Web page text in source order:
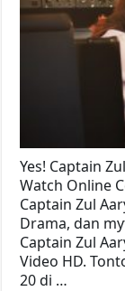
Yes! Captain
Watch Online
Captain Zul
Drama, dan
Captain Zul
Video HD.
20 di …